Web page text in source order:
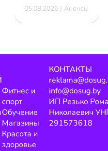
05.08.2026 | Анонсы
Фитнес и
спорт
Обучение
Магазины
Красота и
здоровье
КОНТАКТЫ
info@dosug.by
ИП Резько
Николаевич
291573618